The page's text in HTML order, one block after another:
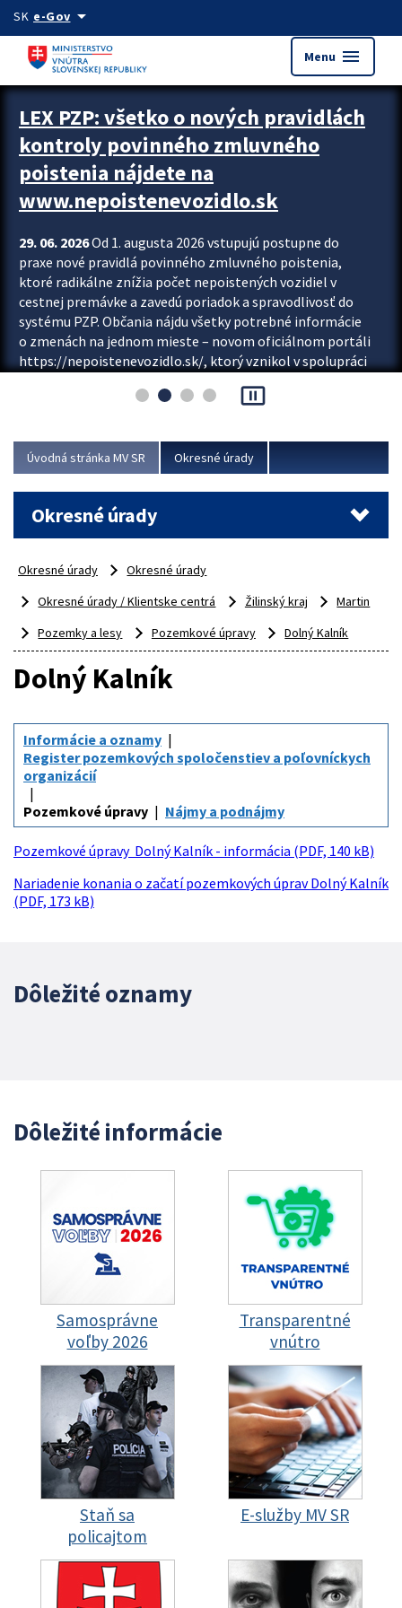
Preskocit na hlavný obsah
SK e-Govarrow_drop_down
Menu menu
Zastavit automatický posun upútavok
LEX PZP: všetko o nových pravidlách
kontroly povinného zmluvného
poistenia nájdete na
www.nepoistenevozidlo.sk
29. 06. 2026Od 1. augusta 2026 vstupujú postupne do
praxe nové pravidlá povinného zmluvného poistenia,
ktoré radikálne znížia počet nepoistených vozidiel v
cestnej premávke a zavedú poriadok a spravodlivosť do
systému PZP. Občania nájdu všetky potrebné informácie
o zmenách na jednom mieste – novom oficiálnom portáli
https://nepoistenevozidlo.sk/, ktorý vznikol v spolupráci
asociácie poisťovní (SLASPO) a Ministerstva vnútra SR.
Viac
pause_presentation
Úvodná stránka MV SR Okresné úrady
Okresné úrady
Okresné úrady
Okresné úrady
Okresné úrady / Klientske centrá
Žilinský kraj
Martin
Pozemky a lesy
Pozemkové úpravy Dolný Kalník
Dolný Kalník
Informácie a oznamy
Register pozemkových spoločenstiev a poľovníckych
organizácií
Pozemkové úpravy
Nájmy a podnájmy
Pozemkové úpravy Dolný Kalník - informácia (PDF, 140 kB)
Nariadenie konania o začatí pozemkových úprav Dolný Kalník
(PDF, 173 kB)
Dôležité oznamy
Dôležité informácie
Samosprávne
voľby 2026
Transparentné
vnútro
Staň sa
policajtom
E-služby MV SR